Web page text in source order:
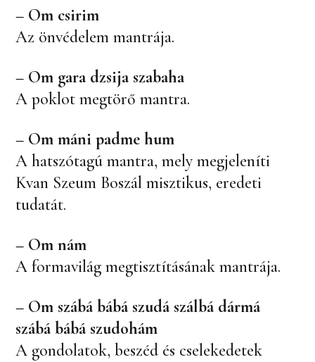
– Om csirim
Az önvédelem mantrája.
– Om gara dzsija szabaha
A poklot megtörő mantra.
– Om máni padme hum
A hatszótagú mantra, mely megjeleníti
Kvan Szeum Boszál misztikus, eredeti
tudatát.
– Om nám
A formavilág megtisztításának mantrája.
– Om szábá bábá szudá szálbá dármá
szábá bábá szudohám
A gondolatok, beszéd és cselekedetek